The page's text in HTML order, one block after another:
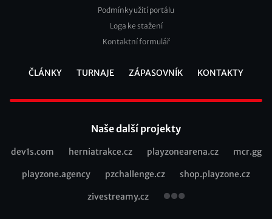
Podmínky užití portálu
Loga ke stažení
Kontaktní formulář
ČLÁNKY TURNAJE ZÁPASOVNÍK KONTAKTY
Naše další projekty
Recommended
dev1s.com herniatrakce.cz playzonearena.cz mcr.gg
playzone.agency pzchallenge.cz shop.playzone.cz
zivestreamy.cz